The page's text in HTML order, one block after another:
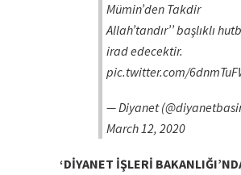
Mümin’den Takdir
Allah’tandır’’ başlıklı
irad edecektir.
pic.twitter.com/
— Diyanet
March 12, 2020
‘DİYANET İŞLERİ